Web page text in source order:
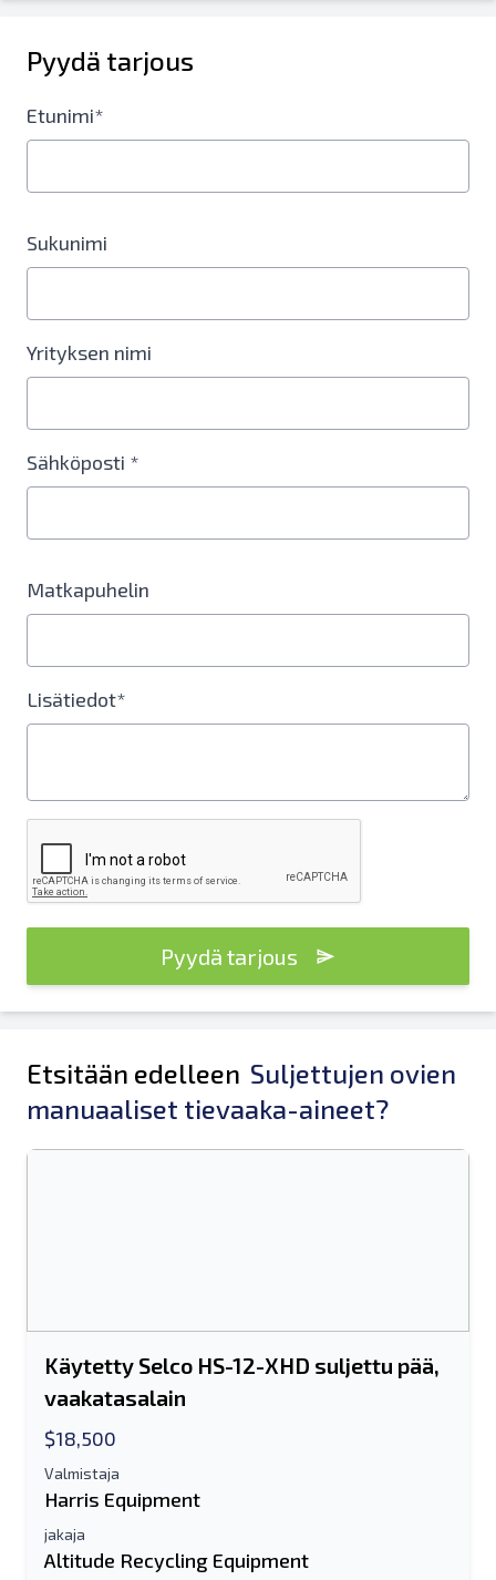
Pyydä tarjous
Etunimi*
Sukunimi
Yrityksen nimi
Sähköposti *
Matkapuhelin
Lisätiedot*
Pyydä tarjous
Etsitään edelleen Suljettujen ovien
manuaaliset tievaaka-aineet?
Käytetty Selco HS-12-XHD suljettu pää,
vaakatasalain
$18,500
Valmistaja
Harris Equipment
jakaja
Altitude Recycling Equipment